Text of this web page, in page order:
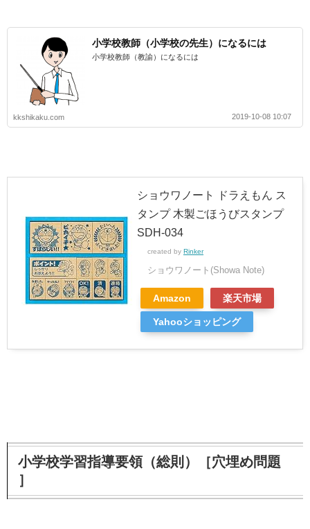
小学校教師（小学校の先生）になるには
小学校教師（教諭）になるには
kkshikaku.com 2019-10-08 10:07
ショウワノート ドラえもん ス
タンプ 木製ごほうびスタンプ
SDH-034
created by Rinker
ショウワノート(Showa Note)
Amazon 楽天市場
Yahooショッピング
小学校学習指導要領（総則）［穴埋め問題
］